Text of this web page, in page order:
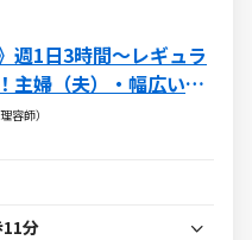
週1日3時間～レギュラ
主婦（夫）・幅広い年
す
容師）
11分